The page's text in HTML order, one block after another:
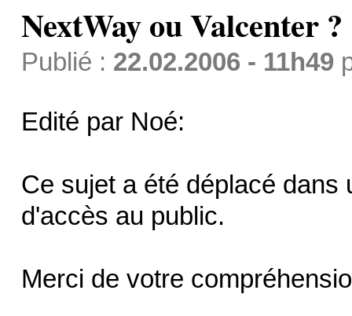
NextWay ou Valcenter ?
Publié : 22.02.2006 - 11h49
Edité par Noé:
Ce sujet a été déplacé dans
d'accès au public.
Merci de votre